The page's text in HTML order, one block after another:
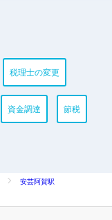
税理士の変更
資金調達 節税
安芸阿賀駅